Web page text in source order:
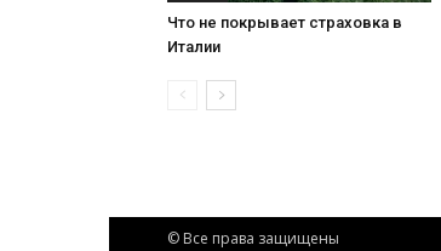
Что не покрывает страховка в
Италии
© Все права защищены